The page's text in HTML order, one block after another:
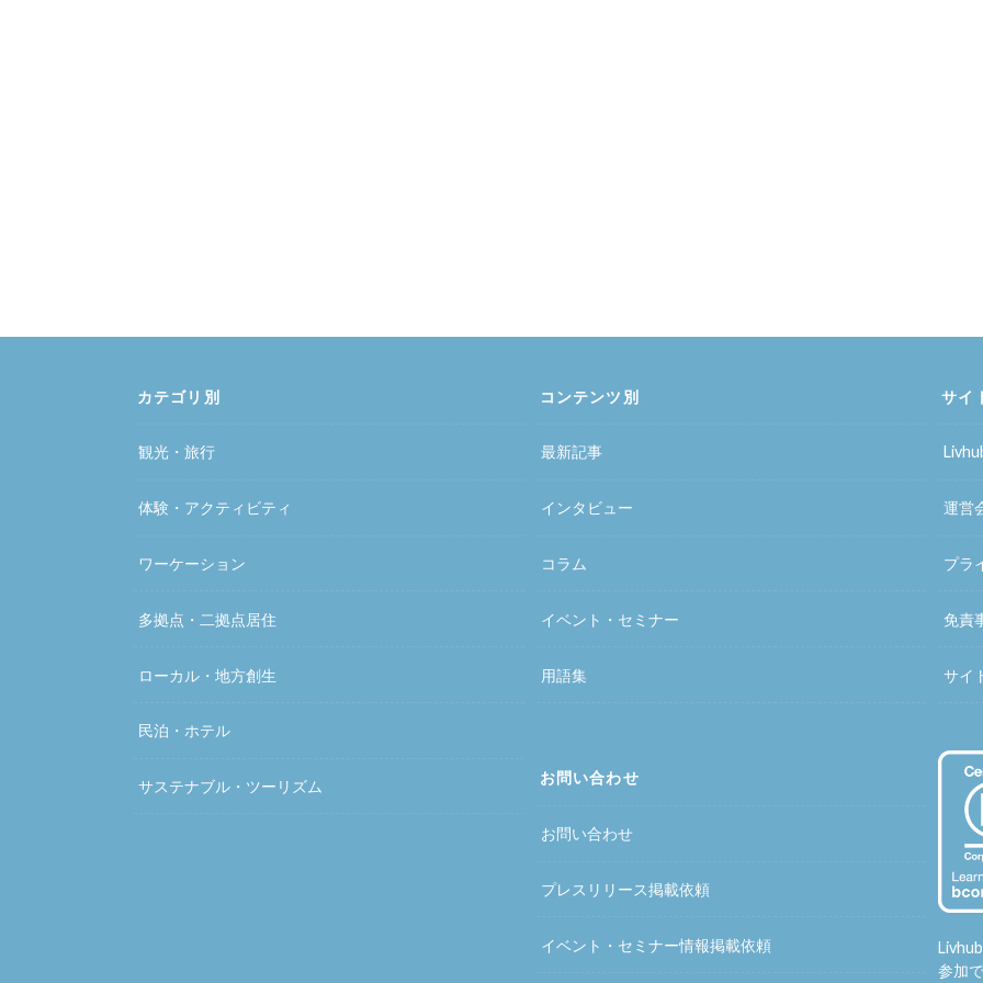
カテゴリ別
観光・旅行
体験・アクティビティ
ワーケーション
多拠点・二拠点居住
ローカル・地方創生
民泊・ホテル
サステナブル・ツーリズム
コンテンツ別
最新記事
インタビュー
コラム
イベント・セミナー
用語集
お問い合わせ
お問い合わせ
プレスリリース掲載依頼
イベント・セミナー情報掲載依頼
サイ
運営
プラ
免責
サイ
参加